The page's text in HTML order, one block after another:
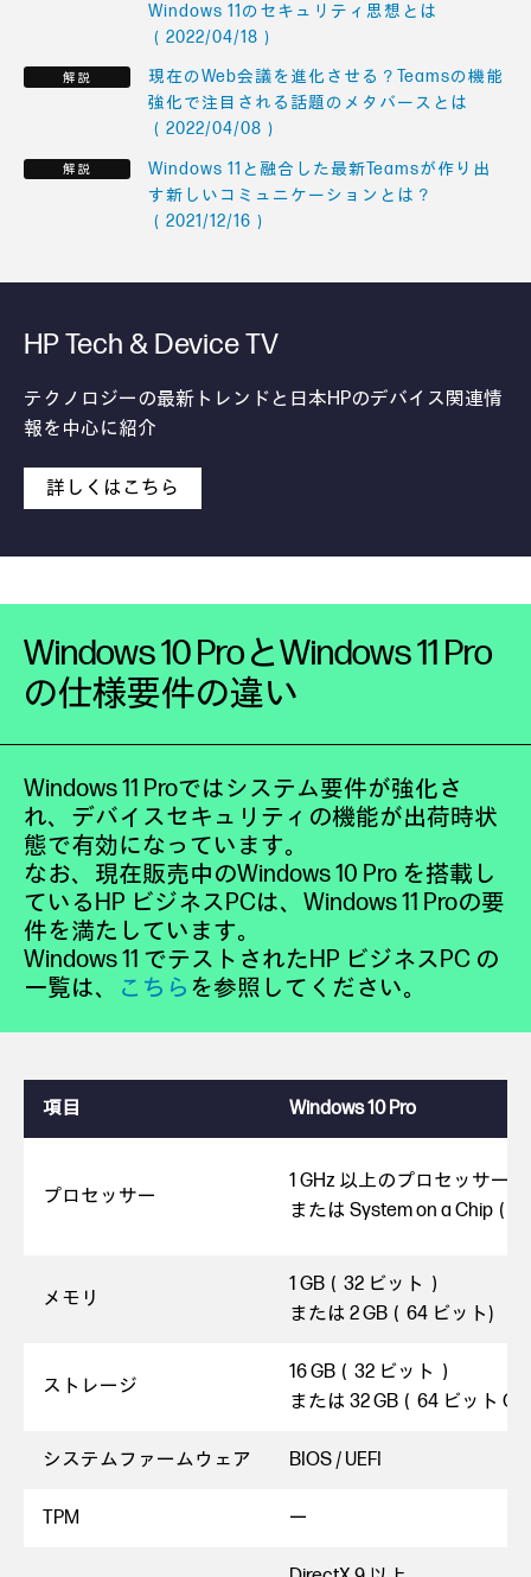
Windows 11のセキュリティ思想とは
（2022/04/18）
現在のWeb会議を進化させる？Teamsの機能
強化で注目される話題のメタバースとは
（2022/04/08）
Windows 11と融合した最新Teamsが作り出
す新しいコミュニケーションとは？
（2021/12/16）
HP Tech & Device TV
テクノロジーの最新トレンドと日本HPのデバイス関連情
報を中心に紹介
詳しくはこちら
Windows 10 ProとWindows 11 Pro
の仕様要件の違い
Windows 11 Proではシステム要件が強化さ
れ、デバイスセキュリティの機能が出荷時状
態で有効になっています。
なお、現在販売中のWindows 10 Pro を搭載し
ているHP ビジネスPCは、Windows 11 Proの要
件を満たしています。
Windows 11 でテストされたHP ビジネスPC の
一覧は、
こちら を参照してください。
項目 Windows 10 Pro
プロセッサー
1 GHz 以上のプロセッサー
または System on a Chip（
メモリ
1 GB（32 ビット）
または 2 GB（64 ビット)
ストレージ
16 GB（32 ビット）
または 32 GB（64 ビット
システムファームウェア BIOS / UEFI
TPM ー